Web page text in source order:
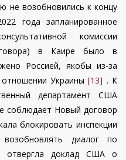
не возобновились к концу
года запланированное
комиссии
в Каире было в
Россией, якобы из-за
Украины[13] . К
департамент США
соблюдает Новый договор
блокировать инспекции
диалог по
отвергла доклад США о